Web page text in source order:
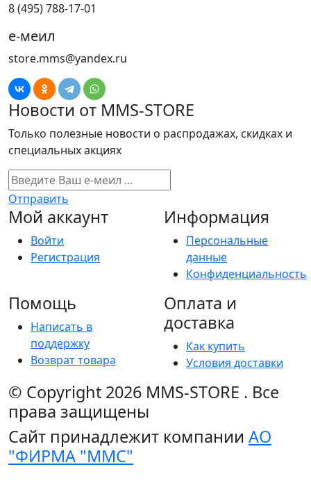
8 (495) 788-17-01
е-меил
store.mms@yandex.ru
Новости от MMS-STORE
Только полезные новости о распродажах, скидках и
специальных акциях
Отправить
Мой аккаунт
Войти
Регистрация
Информация
Персональные
данные
Конфиденциальность
Помощь
Написать в
поддержку
Возврат товара
Оплата и
доставка
Как купить
Условия доставки
© Copyright 2026 MMS-STORE . Все
права защищены
Сайт принадлежит компании АО
"ФИРМА "ММС"